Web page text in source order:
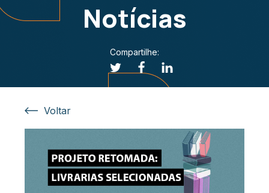
Notícias
Compartilhe:
Voltar